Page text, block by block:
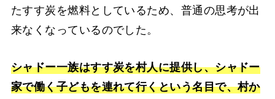
たすす炭を燃料としているため、普通の思考が出
来なくなっているのでした。
シャドー一族はすす炭を村人に提供し、シャドー
家で働く子どもを連れて行くという名目で、村か